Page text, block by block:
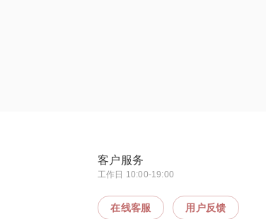
客户服务
工作日 10:00-19:00
在线客服 用户反馈